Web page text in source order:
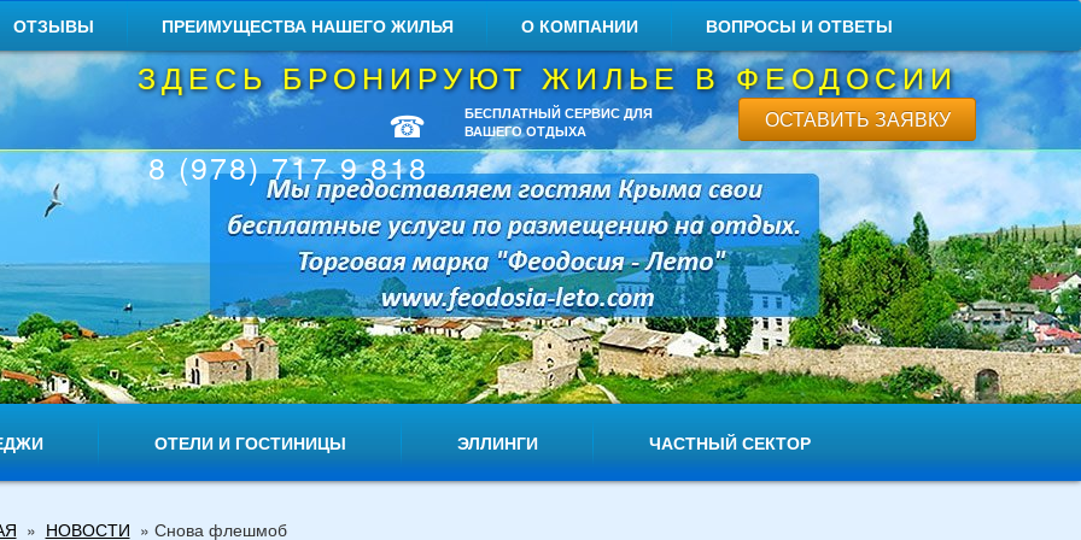
ОТЗЫВЫ ПРЕИМУЩЕСТВА НАШЕГО ЖИЛЬЯ О КОМПАНИИ ВОПРОСЫ И ОТВЕТЫ
ЗДЕСЬ БРОНИРУЮТ ЖИЛЬЕ В ФЕОДОСИИ
☎
8 (978) 717 9 818
БЕСПЛАТНЫЙ СЕРВИС ДЛЯ
ВАШЕГО ОТДЫХА
ОСТАВИТЬ ЗАЯВКУ
ОТЕЛИ И ГОСТИНИЦЫ ЭЛЛИНГИ ЧАСТНЫЙ СЕКТОР
» НОВОСТИ » Снова флешмоб